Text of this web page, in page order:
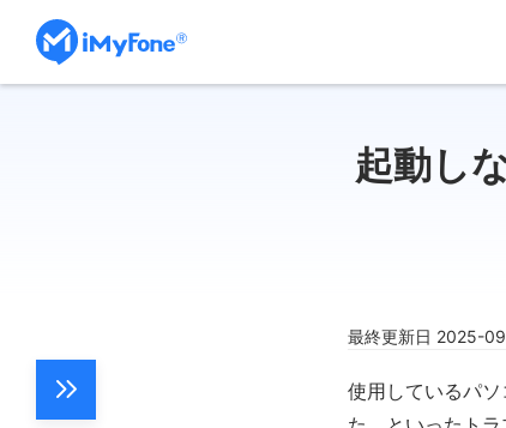
起動し
最終更新日 2025-
使用しているパ